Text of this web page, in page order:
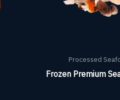
Processed
Frozen Premium